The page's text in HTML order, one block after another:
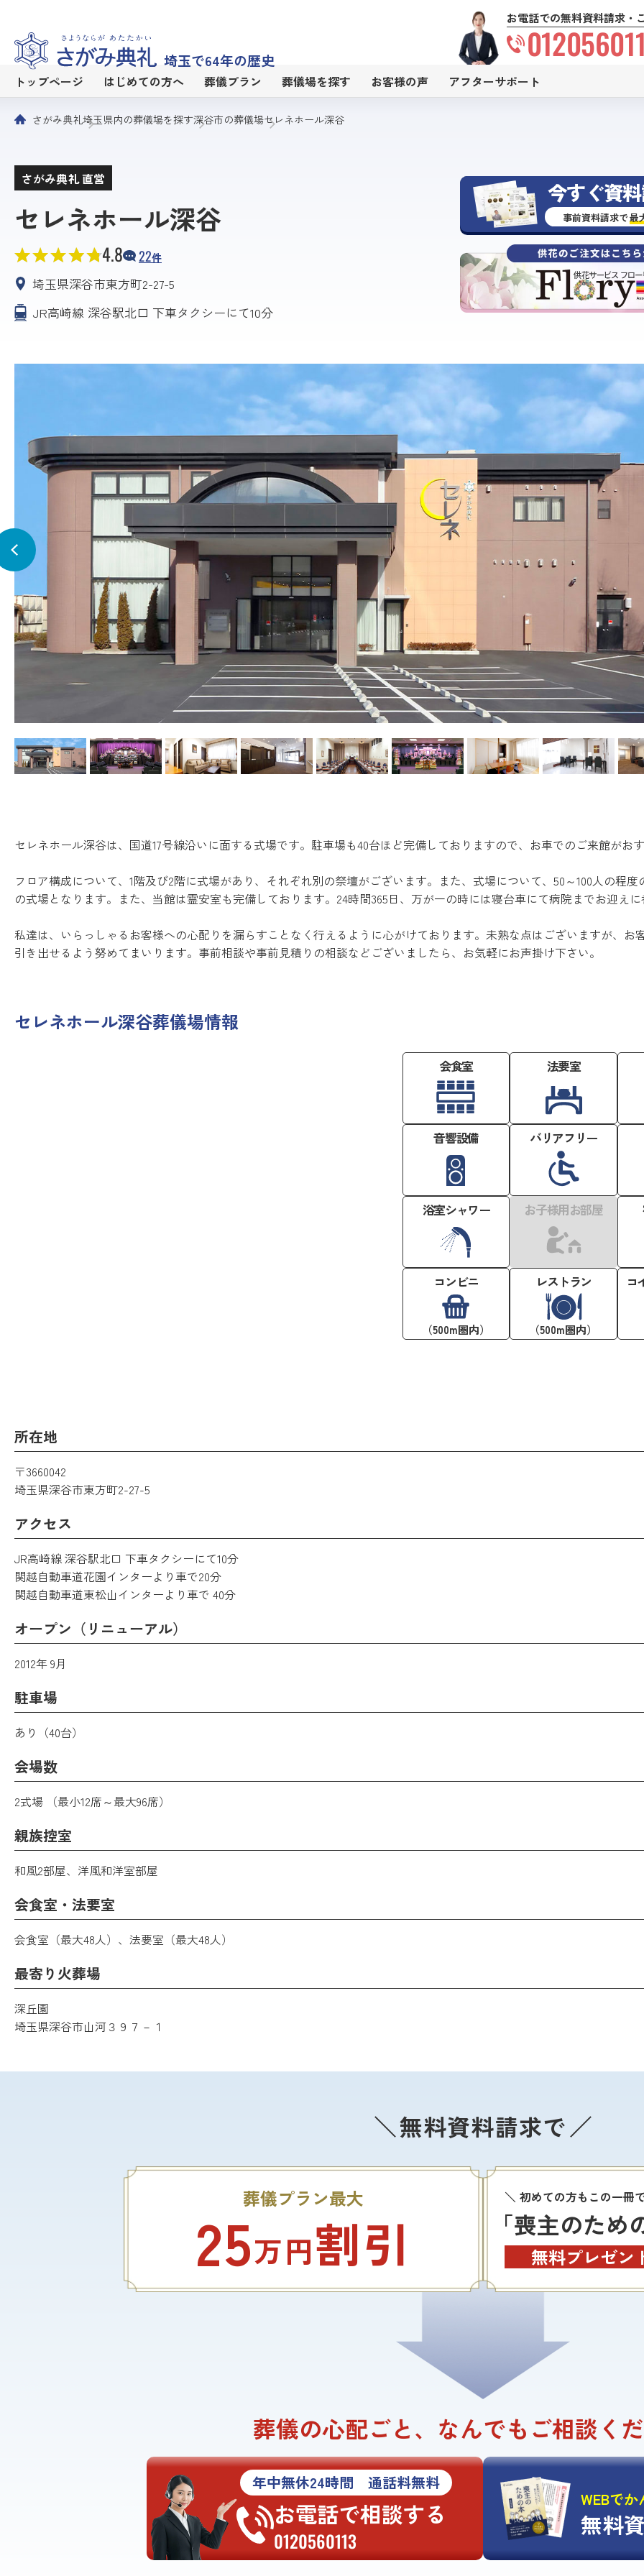
埼玉で64年の歴史
お電話での無料資料請求・
トップページ はじめての方へ 葬儀プラン 葬儀場を探す お客様の声 アフターサポート
さがみ典礼埼玉県内の葬儀場を探す深谷市の葬儀場セレネホール深谷
さがみ典礼 直営
セレネホール深谷
4.8 22件
埼玉県深谷市東方町2-27-5
JR高崎線 深谷駅北口 下車タクシーにて10分
今すぐ資
事前資料請求で最
セレネホール深谷は、国道17号線沿いに面する式場です。駐車場も40台ほど完備しておりますので、お車でのご来館がおす
フロア構成について、1階及び2階に式場があり、それぞれ別の祭壇がございます。また、式場について、50～100人の程度
の式場となります。また、当館は霊安室も完備しております。24時間365日、万が一の時には寝台車にて病院までお迎えに
私達は、いらっしゃるお客様への心配りを漏らすことなく行えるように心がけております。未熟な点はございますが、お
引き出せるよう努めてまいります。事前相談や事前見積りの相談などございましたら、お気軽にお声掛け下さい。
セレネホール深谷葬儀場情報
会食室 法要室
音響設備 バリアフリー
浴室シャワー お子様用お部屋
コンビニ
（500m圏内）
レストラン
（500m圏内）
コ
所在地
〒3660042
埼玉県深谷市東方町2-27-5
アクセス
JR高崎線 深谷駅北口 下車タクシーにて10分
関越自動車道花園インターより車で20分
関越自動車道東松山インターより車で 40分
オープン（リニューアル）
2012年 9月
駐車場
あり（40台）
会場数
2式場 （最小12席～最大96席）
親族控室
和風2部屋、洋風和洋室部屋
会食室・法要室
会食室（最大48人）、法要室（最大48人）
最寄り火葬場
深丘園
埼玉県深谷市山河３９７－１
無料資料請求で
葬儀プラン最大
25万円割引
初めての方もこの一冊
「喪主のため
無料プレゼン
葬儀の心配ごと、 なんでもご相談く
年中無休24時間 通話料無料
お電話で相談する
0120560113
WEBで
無料